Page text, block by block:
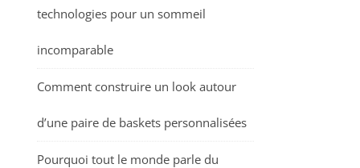
technologies pour un sommeil
incomparable
Comment construire un look autour
d’une paire de baskets personnalisées
Pourquoi tout le monde parle du